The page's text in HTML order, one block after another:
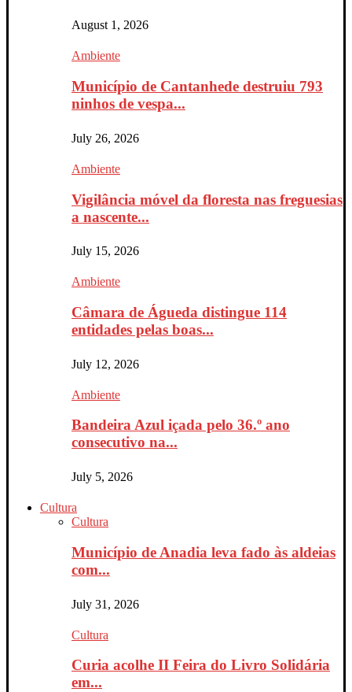
August 1, 2026
Ambiente
Município de Cantanhede destruiu 793
ninhos de vespa...
July 26, 2026
Ambiente
Vigilância móvel da floresta nas freguesias
a nascente...
July 15, 2026
Ambiente
Câmara de Águeda distingue 114
entidades pelas boas...
July 12, 2026
Ambiente
Bandeira Azul içada pelo 36.º ano
consecutivo na...
July 5, 2026
Cultura
Cultura
Município de Anadia leva fado às aldeias
com...
July 31, 2026
Cultura
Curia acolhe II Feira do Livro Solidária
em...